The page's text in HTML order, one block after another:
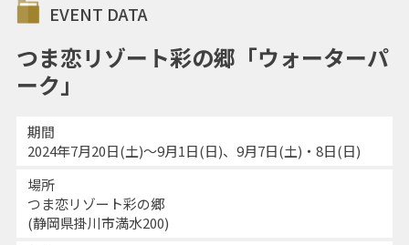
EVENT DATA
つま恋リゾート彩の郷「ウォーターパ
ーク」
期間
2024年7月20日(土)～9月1日(日)、9月7日(土)・8日(日)
場所
つま恋リゾート彩の郷
(静岡県掛川市満水200)